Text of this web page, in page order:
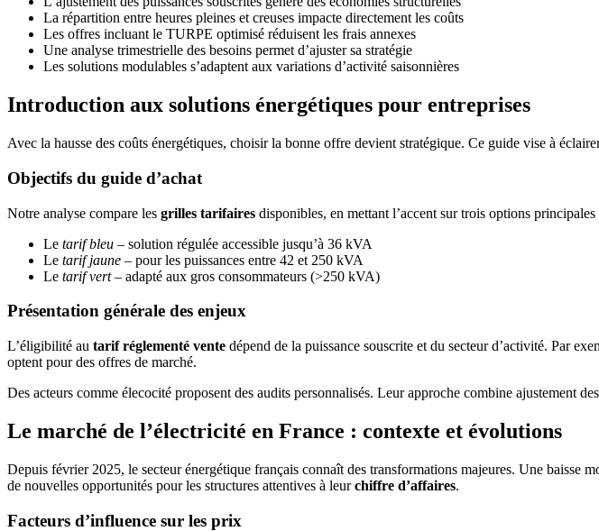
La répartition entre heures pleines et creuses impacte directement les coûts
Les offres incluant le TURPE optimisé réduisent les frais annexes
Une analyse trimestrielle des besoins permet d’ajuster sa stratégie
Les solutions modulables s’adaptent aux variations d’activité saisonnières
Introduction aux solutions énergétiques pour entreprises
Avec la hausse des coûts énergétiques, choisir la bonne offre devient stratégique. Ce guide vise à
Objectifs du guide d’achat
Notre analyse compare les grilles tarifaires disponibles, en mettant l’accent sur trois options principales
Le tarif bleu – solution régulée accessible jusqu’à 36 kVA
Le tarif jaune – pour les puissances entre 42 et 250 kVA
Le tarif vert– adapté aux gros consommateurs (>250 kVA)
Présentation générale des enjeux
L’éligibilité au tarif réglementé vente dépend de la puissance souscrite et du secteur d’activité. Par
optent pour des offres de marché.
Des acteurs comme élecocité proposent des audits personnalisés. Leur approche combine ajustement
Le marché de l’électricité en France : contexte et évolutions
Depuis février 2025, le secteur énergétique français connaît des transformations majeures. Une baisse
de nouvelles opportunités pour les structures attentives à leurchiffre d’affaires.
Facteurs d’influence sur les prix